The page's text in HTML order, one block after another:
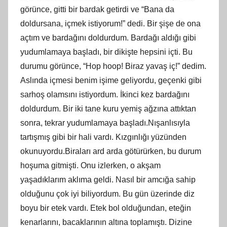
görünce, gitti bir bardak getirdi ve “Bana da
doldursana, içmek istiyorum!” dedi. Bir şişe de ona
açtım ve bardağını doldurdum. Bardağı aldığı gibi
yudumlamaya başladı, bir dikişte hepsini içti. Bu
durumu görünce, “Hop hoop! Biraz yavaş iç!” dedim.
Aslında içmesi benim işime geliyordu, geçenki gibi
sarhoş olamsını istiyordum. İkinci kez bardağını
doldurdum. Bir iki tane kuru yemiş ağzına attıktan
sonra, tekrar yudumlamaya başladı.Nışanlısıyla
tartışmış gibi bir hali vardı. Kızgınlığı yüzünden
okunuyordu.Biraları ard arda götürürken, bu durum
hoşuma gitmişti. Onu izlerken, o akşam
yaşadıklarım aklıma geldi. Nasıl bir amcığa sahip
olduğunu çok iyi biliyordum. Bu gün üzerinde diz
boyu bir etek vardı. Etek bol olduğundan, eteğin
kenarlarını, bacaklarının altına toplamıştı. Dizine